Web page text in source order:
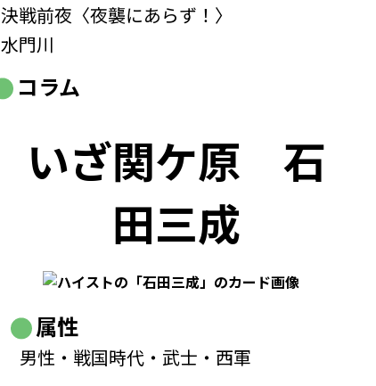
決戦前夜〈夜襲にあらず！〉
水門川
コラム
いざ関ケ原 石
田三成
属性
男性・戦国時代・武士・西軍